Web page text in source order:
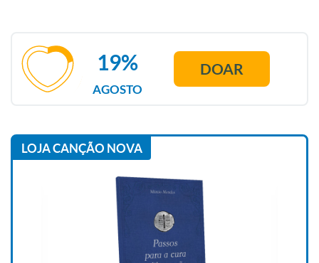
AGOSTO
19% DOAR
LOJA CANÇÃO NOVA